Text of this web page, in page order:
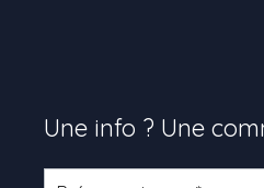
Une info ? Une
Formulaire